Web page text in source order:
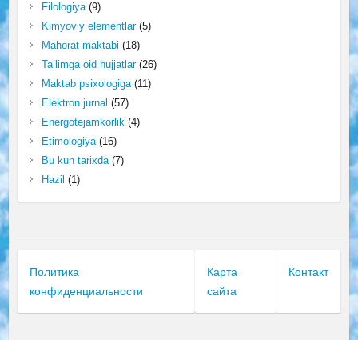
Filologiya(9)
Kimyoviy elementlar(5)
Mahorat maktabi (18)
Ta’limga oid hujjatlar(26)
Maktab psixologiga(11)
Elektron jurnal (57)
Energotejamkorlik(4)
Etimologiya(16)
Bu kun tarixda(7)
Hazil (1)
Политика
конфиденциальности
Карта
сайта
Контакт